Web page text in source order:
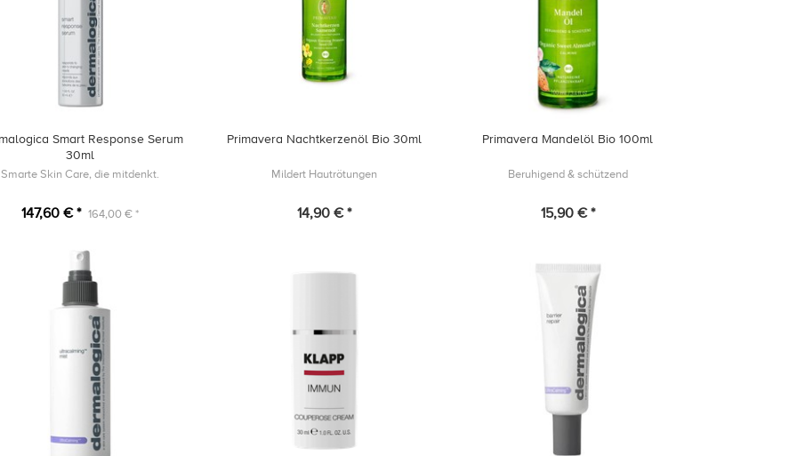
Smart Response Serum
30ml
Smarte Skin Care, die mitdenkt.
147,60 € * 164,00 € *
Primavera Nachtkerzenöl Bio 30ml
Mildert Hautrötungen
14,90 € *
Primavera Mandelöl Bio 100ml
Beruhigend & schützend
15,90 € *